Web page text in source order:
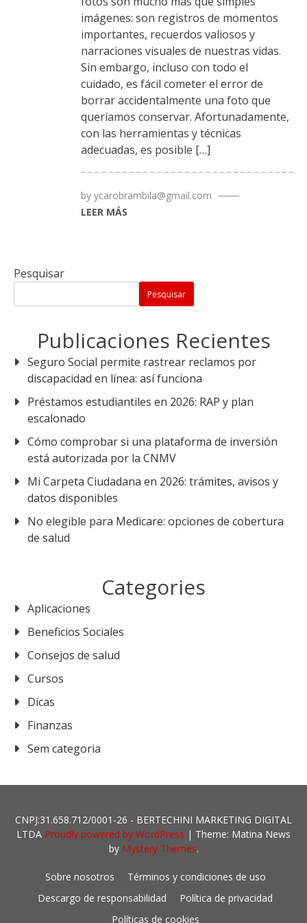
imágenes: son registros de momentos
importantes, recuerdos valiosos y
narraciones visuales de nuestras vidas.
Sin embargo, incluso con todo el
cuidado, es fácil cometer el error de
borrar accidentalmente una foto que
queríamos conservar. Afortunadamente,
con las herramientas y técnicas
adecuadas, es posible […]
byycarobrambila@gmail.com
LEER MÁS
Pesquisar
Pesquisar
Publicaciones Recientes
Seguro Social permite rastrear reclamos por
discapacidad en línea: así funciona
Préstamos estudiantiles en 2026: RAP y plan
escalonado
Cómo comprobar si una plataforma de inversión
está autorizada por la CNMV
Mi Carpeta Ciudadana en 2026: trámites, avisos y
datos disponibles
No elegible para Medicare: opciones de cobertura
de salud
Categories
Aplicaciones
Beneficios Sociales
Consejos de salud
Cursos
Dicas
Finanzas
Sem categoria
CNPJ:31.658.712/0001-26 - BERTECHINI MARKETING DIGITAL
LTDA Proudly powered by WordPress | Theme: Matina News
by Mystery Themes.
Sobre nosotros
Términos y condiciones de uso
Descargo de responsabilidad
Política de privacidad
Políticas de cookies